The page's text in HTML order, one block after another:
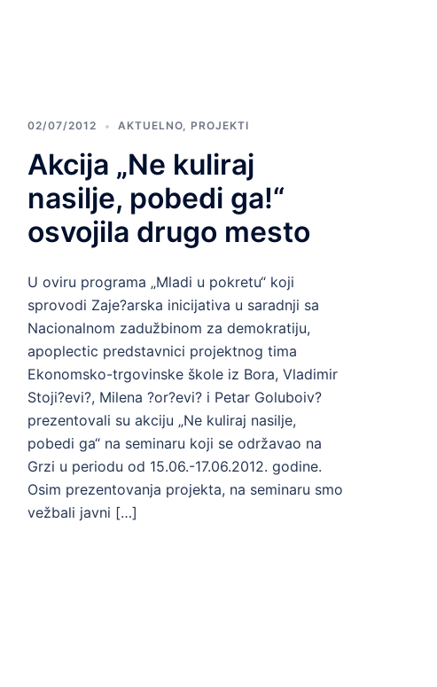
02/07/2012 AKTUELNO, PROJEKTI
Akcija „Ne kuliraj
nasilje, pobedi ga!“
osvojila drugo mesto
U oviru programa „Mladi u pokretu“ koji
sprovodi Zaje?arska inicijativa u saradnji sa
Nacionalnom zadužbinom za demokratiju,
apoplectic predstavnici projektnog tima
Ekonomsko-trgovinske škole iz Bora, Vladimir
Stoji?evi?, Milena ?or?evi? i Petar Goluboiv?
prezentovali su akciju „Ne kuliraj nasilje,
pobedi ga“ na seminaru koji se održavao na
Grzi u periodu od 15.06.-17.06.2012. godine.
Osim prezentovanja projekta, na seminaru smo
vežbali javni […]